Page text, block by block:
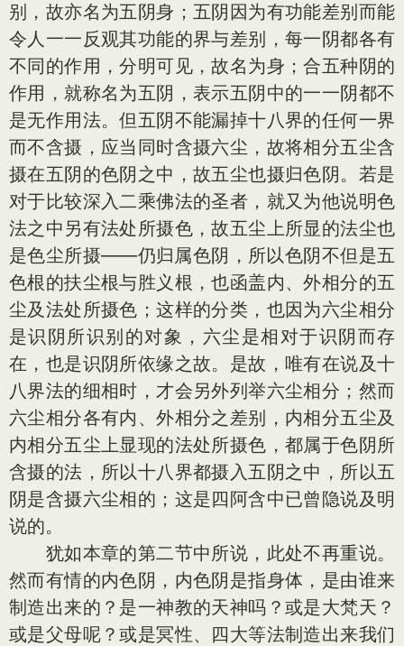
别，故亦名为五阴身；五阴因为有功能差别而能
令人一一反观其功能的界与差别，每一阴都各有
不同的作用，分明可见，故名为身；合五种阴的
作用，就称名为五阴，表示五阴中的一一阴都不
是无作用法。但五阴不能漏掉十八界的任何一界
而不含摄，应当同时含摄六尘，故将相分五尘含
摄在五阴的色阴之中，故五尘也摄归色阴。若是
对于比较深入二乘佛法的圣者，就又为他说明色
法之中另有法处所摄色，故五尘上所显的法尘也
是色尘所摄——仍归属色阴，所以色阴不但是五
色根的扶尘根与胜义根，也函盖内、外相分的五
尘及法处所摄色；这样的分类，也因为六尘相分
是识阴所识别的对象，六尘是相对于识阴而存
在，也是识阴所依缘之故。是故，唯有在说及十
八界法的细相时，才会另外列举六尘相分；然而
六尘相分各有内、外相分之差别，内相分五尘及
内相分五尘上显现的法处所摄色，都属于色阴所
含摄的法，所以十八界都摄入五阴之中，所以五
阴是含摄六尘相的；这是四阿含中已曾隐说及明
说的。
犹如本章的第二节中所说，此处不再重说。
然而有情的内色阴，内色阴是指身体，是由谁来
制造出来的？是一神教的天神吗？或是大梵天？
或是父母呢？或是冥性、四大等法制造出来我们